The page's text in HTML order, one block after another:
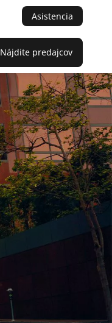
Asistencia
Nájdite predajcov